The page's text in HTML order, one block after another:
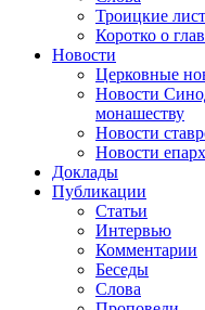
Троицкие
Коротко о
Новости
Церковные
Новости
монашеству
Новости
Новости
Доклады
Публикации
Статьи
Интервью
Комментарии
Беседы
Слова